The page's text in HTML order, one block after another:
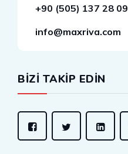
+90 (505) 137 28 09
info@maxriva.com
BİZİ TAKİP EDİN